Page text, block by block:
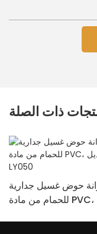
ذات الصلة
حوض غسيل جدارية
للحمام من مادة PVC، موديل